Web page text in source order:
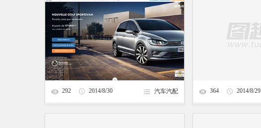
292
2014/8/30
汽车汽配 364
2014/8/29